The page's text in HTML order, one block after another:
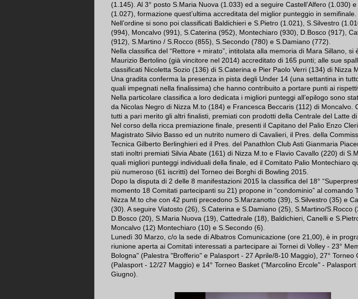
(1.145). Al 3° posto S.Maria Nuova (1.033) ed a seguire Castell’Alfero (1.030)
(1.027), formazione quest’ultima accreditata del miglior punteggio in semifinale.
Nell’ordine si sono poi classificati Baldichieri e S.Pietro (1.021), S.Silvestro
(994), Moncalvo (991), S.Caterina (952), Montechiaro (930), D.Bosco (917),
(912), S.Martino / S.Rocco (855), S.Secondo (780) e S.Damiano (772).
Nella classifica del “Rettore + mirato”, intitolata alla memoria di Mara Sillano, si
Maurizio Bertolino (già vincitore nel 2014) accreditato di 165 punti; alle sue
classificati Nicoletta Sozio (136) di S.Caterina e Pier Paolo Verri (134) di Nizza
Una gradita conferma la presenza in pista degli Under 14 (una settantina in
quali impegnati nella finalissima) che hanno contribuito a portare punti ai
Nella particolare classifica a loro dedicata i migliori punteggi all’epilogo sono
da Nicolas Negro di Nizza M.to (184) e Francesca Beccaris (112) di Moncalvo.
tutti a pari merito gli altri finalisti, premiati con prodotti della Centrale del Latte di
Nel corso della ricca premiazione finale, presenti il Capitano del Palio Enzo
Magistrato Silvio Basso ed un nutrito numero di Cavalieri, il Pres. della
Tecnica Gilberto Berlinghieri ed il Pres. del Panathlon Club Asti Gianmaria
stati inoltri premiati Silvia Abate (161) di Nizza M.to e Flavio Cavallo (220) di
quali migliori punteggi individuali della finale, ed il Comitato Palio Montechiaro
più numeroso (61 iscritti) del Torneo dei Borghi di Bowling 2015.
Dopo la disputa di 2 delle 8 manifestazioni 2015 la classifica del 18°
momento 18 Comitati partecipanti su 21) propone in “condominio” al comando
Nizza M.to che con 42 punti precedono S.Marzanotto (39), S.Silvestro (35) e
(30). A seguire Viatosto (26), S.Caterina e S.Damiano (25), S.Martino/S.Rocco
D.Bosco (20), S.Maria Nuova (19), Cattedrale (18), Baldichieri, Canelli e
Moncalvo (12) Montechiaro (10) e S.Secondo (6).
Lunedì 30 Marzo, c/o la sede di Albatros Comunicazione (ore 21,00), è in
riunione aperta ai Comitati interessati a partecipare ai Tornei di Volley - 23°
Bologna" (Palestra "Brofferio" e Palasport - 27 Aprile/8-10 Maggio), 27° Torneo
(Palasport - 12/27 Maggio) e 14° Torneo Basket ("Marcolino Ercole" - Palasport
Giugno).